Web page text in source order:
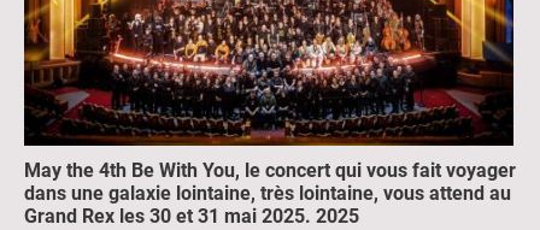
May the 4th Be With You, le concert qui vous fait voyager
dans une galaxie lointaine, très lointaine, vous attend au
Grand Rex les 30 et 31 mai 2025. 2025